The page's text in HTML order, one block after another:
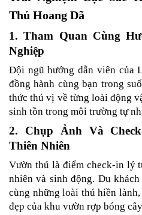
Thú Hoang Dã
1. Tham Quan Cùng
Nghiệp
Đội ngũ hướng dẫn viên của
đồng hành cùng bạn trong
thức thú vị về từng loài động
sinh tồn trong môi trường tự
2. Chụp Ảnh Và
Thiên Nhiên
Vườn thú là điểm check-in lý
nhiên và sinh động. Du
cùng những loài thú hiền
đẹp của khu vườn rợp bóng